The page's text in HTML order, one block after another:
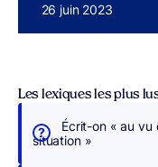
Publié le
26 juin 2023
É
Les lexiques les plus
Écrit-on « au vu
situation »